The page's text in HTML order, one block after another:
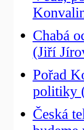
Chabá
(Jiří
Pořad
politiky
Česká